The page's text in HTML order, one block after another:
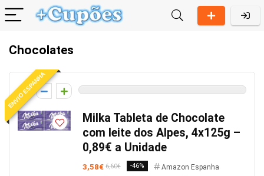
Chocolates
ENVIO ESPANHA
0
Milka Tableta de Chocolate
com leite dos Alpes, 4x125g –
0,89€ a Unidade
3,58€ 6,60€ -46% Amazon Espanha